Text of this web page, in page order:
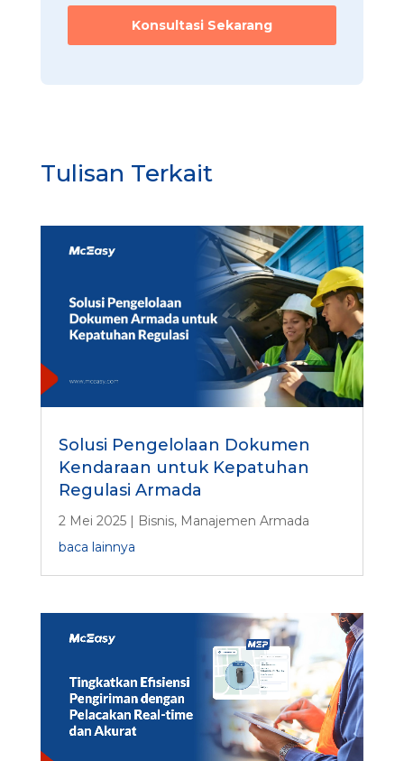
Konsultasi Sekarang
Tulisan Terkait
Solusi Pengelolaan Dokumen
Kendaraan untuk Kepatuhan
Regulasi Armada
2 Mei 2025| Bisnis, Manajemen Armada
baca lainnya